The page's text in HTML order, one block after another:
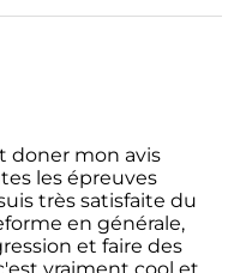
doner mon avis
les épreuves
très satisfaite du
en générale,
et faire des